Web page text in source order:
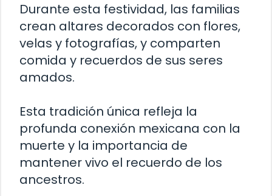
Durante esta festividad, las familias
crean altares decorados con flores,
velas y fotografías, y comparten
comida y recuerdos de sus seres
amados.
Esta tradición única refleja la
profunda conexión mexicana con la
muerte y la importancia de
mantener vivo el recuerdo de los
ancestros.